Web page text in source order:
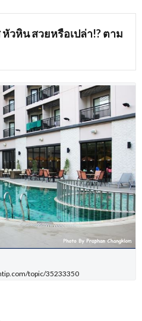
วหิน สวยหรือเปล่า!?ตาม
topic/35233350